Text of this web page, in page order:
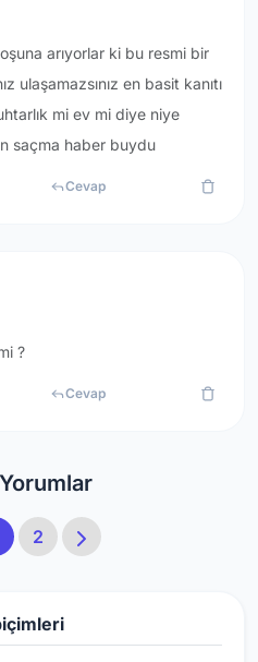
arıyorlar ki bu resmi bir
ulaşamazsınız en basit kanıtı
mi ev mi diye niye
saçma haber buydu
Cevap
?
Cevap
2